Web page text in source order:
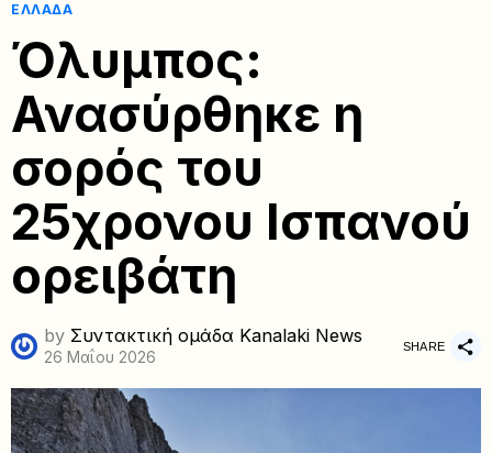
ΕΛΛΆΔΑ
Όλυμπος:
Ανασύρθηκε η
σορός του
25χρονου Ισπανού
ορειβάτη
by Συντακτική ομάδα Kanalaki News
26 Μαΐου 2026
SHARE